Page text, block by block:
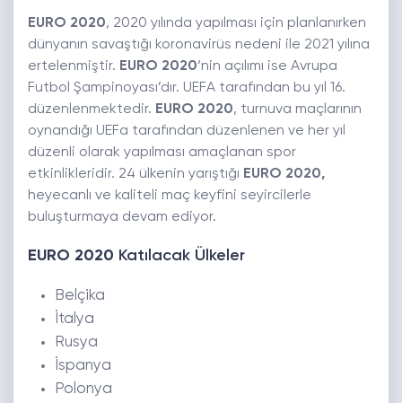
EURO 2020, 2020 yılında yapılması için planlanırken
dünyanın savaştığı koronavirüs nedeni ile 2021 yılına
ertelenmiştir. EURO 2020‘nin açılımı ise Avrupa
Futbol Şampinoyası’dır. UEFA tarafından bu yıl 16.
düzenlenmektedir. EURO 2020, turnuva maçlarının
oynandığı UEFa tarafından düzenlenen ve her yıl
düzenli olarak yapılması amaçlanan spor
etkinlikleridir. 24 ülkenin yarıştığı EURO 2020,
heyecanlı ve kaliteli maç keyfini seyircilerle
buluşturmaya devam ediyor.
EURO 2020 Katılacak Ülkeler
Belçika
İtalya
Rusya
İspanya
Polonya